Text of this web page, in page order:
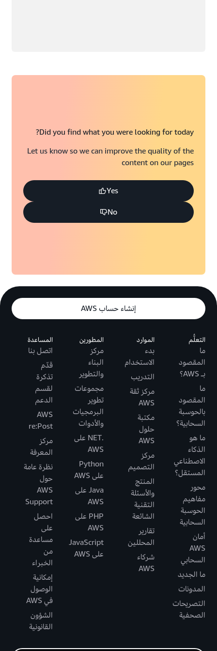
Did you find what you were looking for today?
Let us know so we can improve the quality of the
content on our pages
Yes
No
إنشاء حساب AWS
التعلُّم
ما
المقصود
بـ AWS؟
ما
المقصود
بالحوسبة
السحابية؟
ما هو
الذكاء
الاصطناعي
المستقل؟
محور
مفاهيم
الحوسبة
السحابية
أمان
AWS
السحابي
ما الجديد
المدونات
التصريحات
الصحفية
الموارد
بدء
الاستخدام
التدريب
مركز ثقة
AWS
مكتبة
حلول
AWS
مركز
التصميم
المنتج
والأسئلة
التقنية
الشائعة
تقارير
المحللين
شركاء
AWS
المطورين
مركز
البناء
والتطوير
مجموعات
تطوير
البرمجيات
والأدوات
.NET على
AWS
Python
على AWS
Java على
AWS
PHP على
AWS
JavaScript
على AWS
المساعدة
اتصل بنا
قدّم
تذكرة
لقسم
الدعم
AWS
re:Post
مركز
المعرفة
نظرة عامة
حول
AWS
Support
احصل
على
مساعدة
من
الخبراء
إمكانية
الوصول
في AWS
الشؤون
القانونية